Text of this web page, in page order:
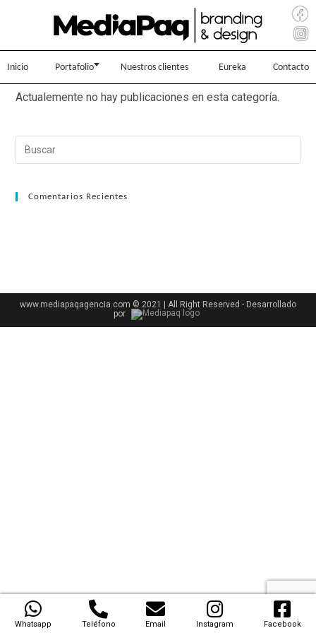
Inicio Portafolio Nuestros clientes Eureka Contacto
Actualemente no hay publicaciones en esta categoría.
Comentarios Recientes
www.mediapaqagencia.com © 2021 | All Right Reserved - Desarrollado
por
Whatsapp Teléfono Email Instagram Facebook